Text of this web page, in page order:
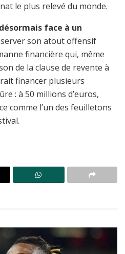
le plus relevé du monde.
face à un
son atout offensif
financière qui, même
de la clause de revente à
financer plusieurs
: à 50 millions d’euros,
comme l’un des feuilletons